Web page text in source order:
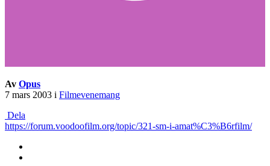
Av Opus
7 mars 2003 i Filmevenemang
Dela
https://forum.voodoofilm.org/topic/321-sm-i-amat%C3%B6rfilm/